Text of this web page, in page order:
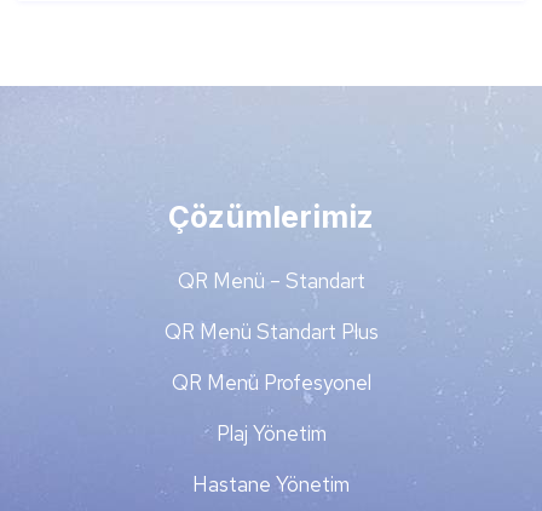
Çözümlerimiz
QR Menü – Standart
QR Menü Standart Plus
QR Menü Profesyonel
Plaj Yönetim
Hastane Yönetim